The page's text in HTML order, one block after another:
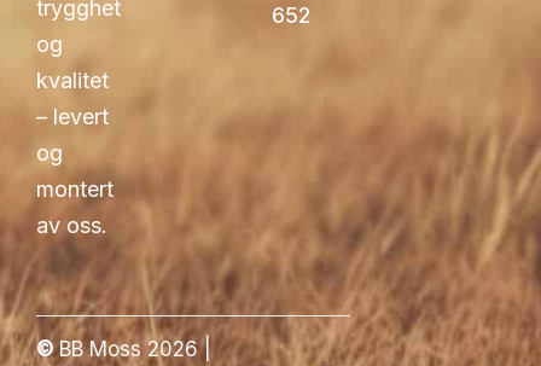
trygghet
og
kvalitet
– levert
og
montert
av oss.
652
©BB Moss 2026 |